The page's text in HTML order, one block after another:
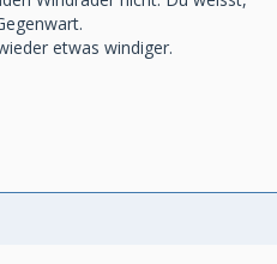
etwas windiger.